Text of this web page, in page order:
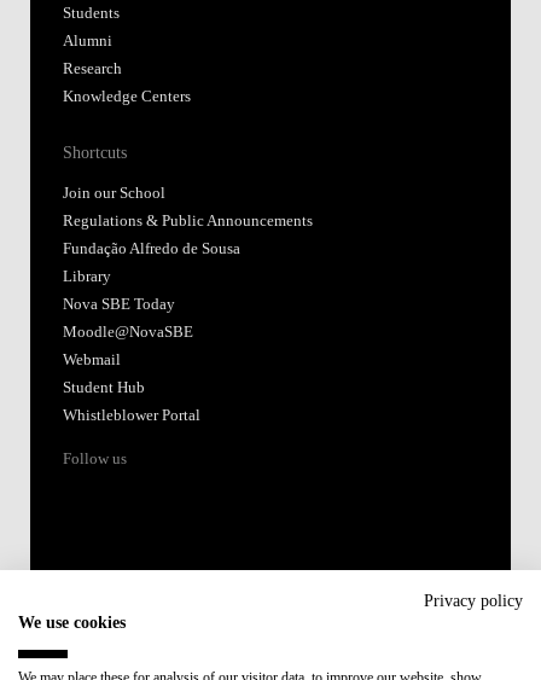
Students
Alumni
Research
Knowledge Centers
Shortcuts
Join our School
Regulations & Public Announcements
Fundação Alfredo de Sousa
Library
Nova SBE Today
Moodle@NovaSBE
Webmail
Student Hub
Whistleblower Portal
Follow us
Privacy policy
We use cookies